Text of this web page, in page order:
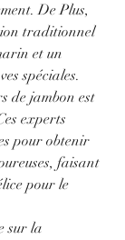
De Plus,
traditionnel
et un
spéciales.
de jambon est
experts
pour obtenir
faisant
pour le
sur la